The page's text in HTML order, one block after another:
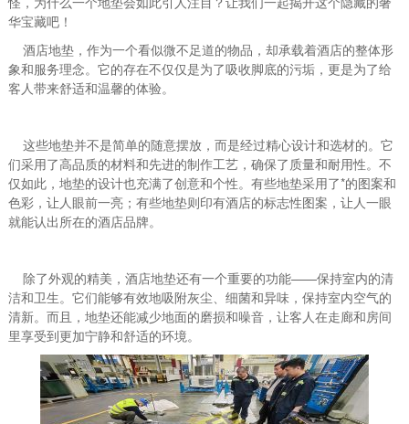
华宝藏吧！
酒店地垫，作为一个看似微不足道的物品，却承载着酒店的整体形
象和服务理念。它的存在不仅仅是为了吸收脚底的污垢，更是为了给
客人带来舒适和温馨的体验。
这些地垫并不是简单的随意摆放，而是经过精心设计和选材的。它
们采用了高品质的材料和先进的制作工艺，确保了质量和耐用性。不
仅如此，地垫的设计也充满了创意和个性。有些地垫采用了*的图案和
色彩，让人眼前一亮；有些地垫则印有酒店的标志性图案，让人一眼
就能认出所在的酒店品牌。
除了外观的精美，酒店地垫还有一个重要的功能——保持室内的清
洁和卫生。它们能够有效地吸附灰尘、细菌和异味，保持室内空气的
清新。而且，地垫还能减少地面的磨损和噪音，让客人在走廊和房间
里享受到更加宁静和舒适的环境。